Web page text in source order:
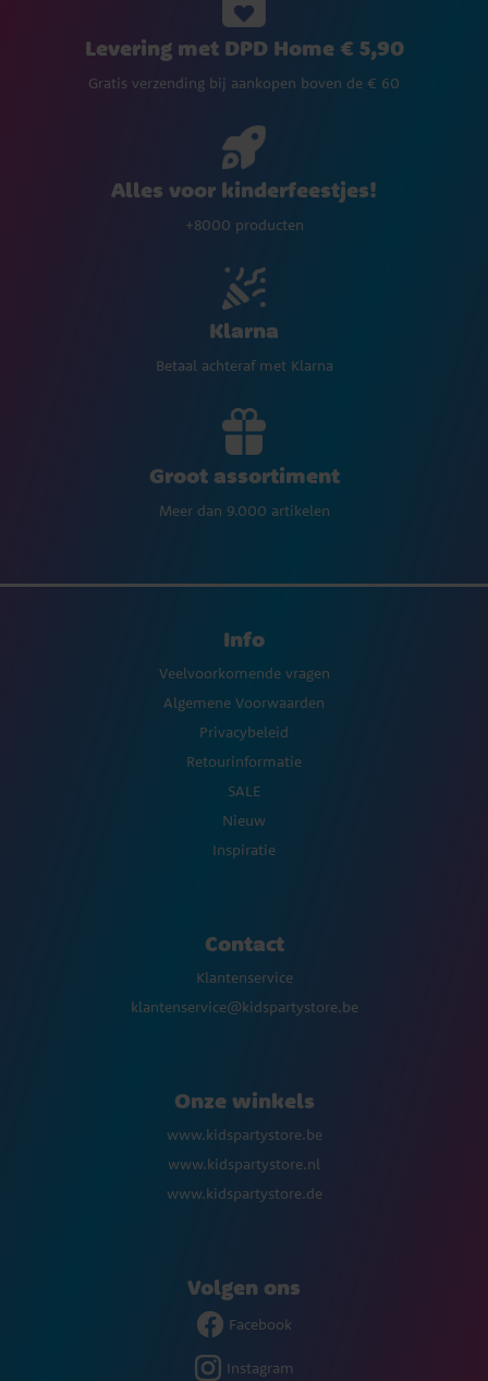
Levering met DPD Home € 5,90
Gratis verzending bij aankopen boven de € 60
Alles voor kinderfeestjes!
+8000 producten
Klarna
Betaal achteraf met Klarna
Groot assortiment
Meer dan 9.000 artikelen
Info
Veelvoorkomende vragen
Algemene Voorwaarden
Privacybeleid
Retourinformatie
SALE
Nieuw
Inspiratie
Contact
Klantenservice
klantenservice@kidspartystore.be
Onze winkels
www.kidspartystore.be
www.kidspartystore.nl
www.kidspartystore.de
Volgen ons
Facebook
Instagram